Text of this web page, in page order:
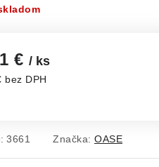
€ / ks
bez DPH
3661 Značka: OASE